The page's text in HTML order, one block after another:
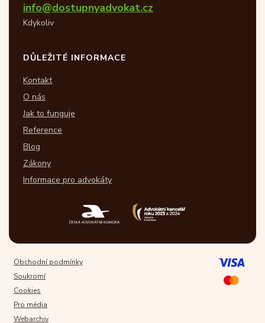
info@dostupnyadvokat.cz
Kdykoliv
DŮLEŽITÉ INFORMACE
Kontakt
O nás
Jak to funguje
Reference
Blog
Zákony
Informace pro advokáty
Obchodní podmínky
Soukromí
Cookies
Pro média
Webarchiv